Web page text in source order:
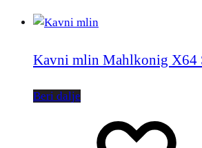
Kavni mlin Mahlkonig X64
Beri dalje